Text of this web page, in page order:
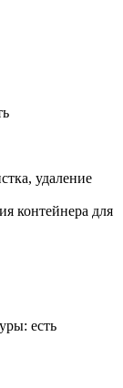
удаление
контейнера для
есть